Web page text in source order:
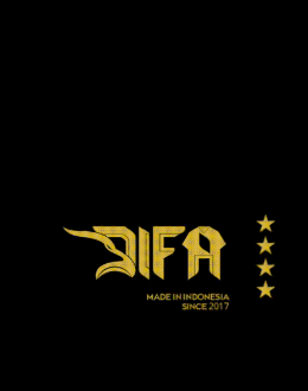
“Sejauh ini memang pelaku
pedagang kecil masih rendah